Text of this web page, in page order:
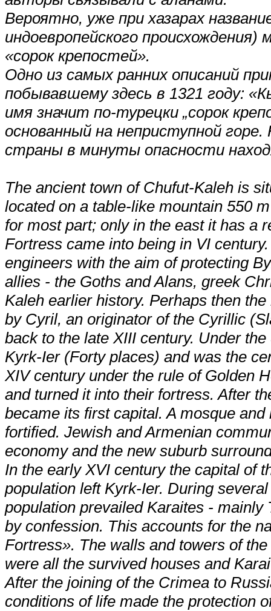
Вероятно, уже при хазарах
индоевропейского
«сорок крепостей».
Одно из самых ранних описаний
побывавшему здесь в 1321 году:
имя значит по-турецки „сорок
основанный на неприступной
страны в минуты опасности
The ancient town of Chufut-Kaleh is
located on a table-like mountain 550
for most part; only in the east it has a
Fortress came into being in VI
engineers with the aim of protecting
allies - the Goths and Alans, greek
Kaleh earlier history. Perhaps then
by Cyril, an originator of the Cyrillic
back to the late XIII century. Under
Kyrk-Ier (Forty places) and was the
XIV century under the rule of Golden
and turned it into their fortress. After
became its first capital. A mosque
fortified. Jewish and Armenian
economy and the new suburb
In the early XVI century the capital of
population left Kyrk-Ier. During
population prevailed Karaites -
by confession. This accounts for the
Fortress». The walls and towers of
were all the survived houses and
After the joining of the Crimea to
conditions of life made the protection